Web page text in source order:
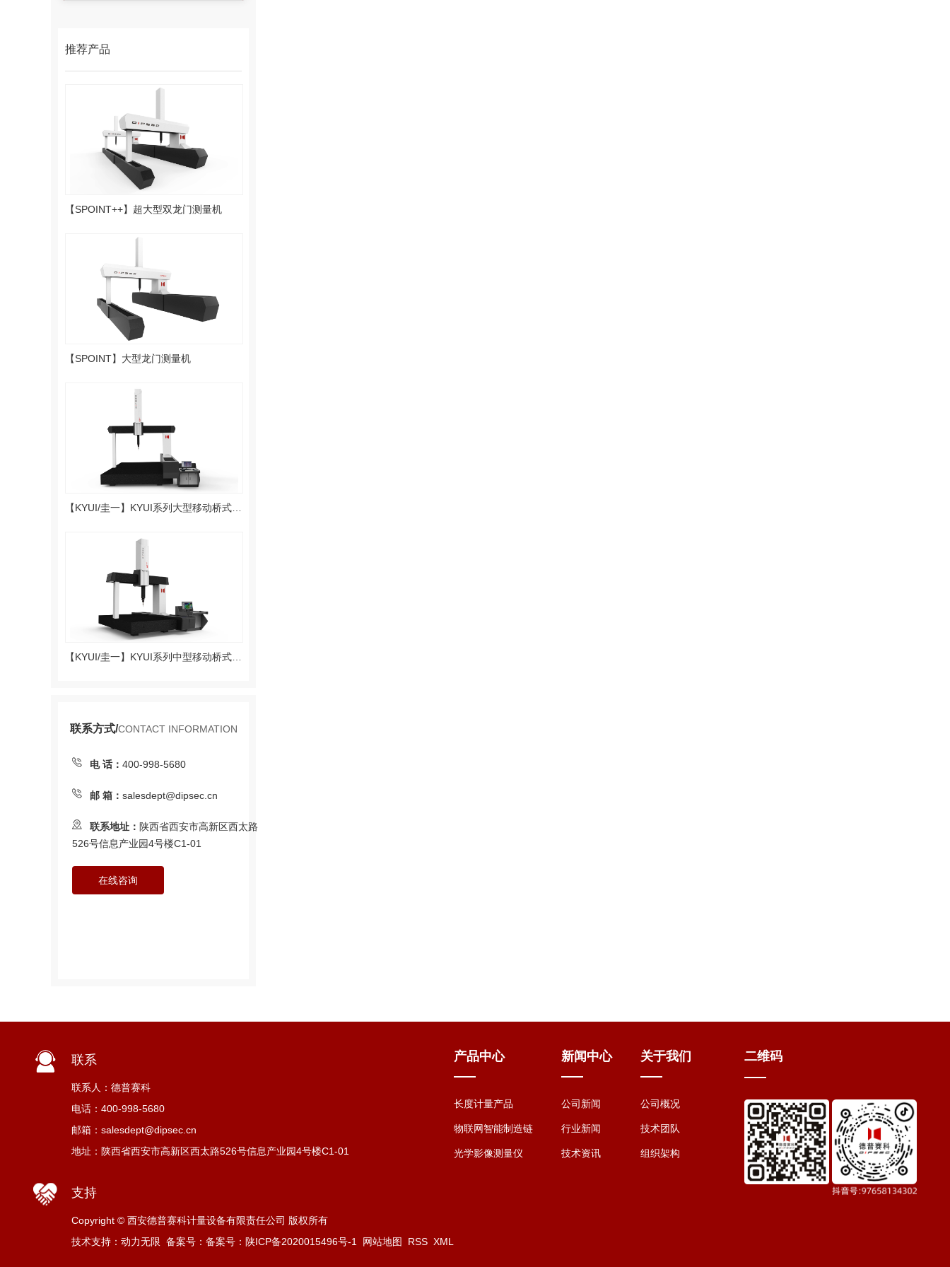
推荐产品
【SPOINT++】超大型双龙门测量机
【SPOINT】大型龙门测量机
联系方式/CONTACT INFORMATION
电 话： 400-998-5680
邮 箱： salesdept@dipsec.cn
联系地址： 陕西省西安市高新区西太路
526号信息产业园4号楼C1-01
在线咨询
联系
联系人：德普赛科
电话：400-998-5680
邮箱：salesdept@dipsec.cn
地址：陕西省西安市高新区西太路526号信息产业园4号楼C1-01
支持
Copyright © 西安德普赛科计量设备有限责任公司 版权所有
技术支持：动力无限 备案号： 备案号：陕ICP备2020015496号-1 网站地图 RSS XML
产品中心
长度计量产品
物联网智能制造链
光学影像测量仪
新闻中心
公司新闻
行业新闻
技术资讯
关于我们
公司概况
技术团队
组织架构
二维码